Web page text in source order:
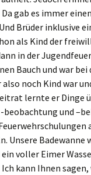
gab es immer einen
Brüder inklusive
als Kind der
in der
Bauch und war bei
noch Kind war
lernte er Dinge
beobachtung und
Unsere
voller Eimer
kann Ihnen